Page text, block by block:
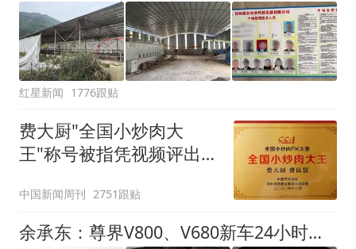
红星新闻 1776跟贴
费大厨"全国小炒肉大
王"称号被指凭视频评出
中国新闻周刊 2751跟贴
余承东：尊界V800、V680新车24小时大定突破3500台